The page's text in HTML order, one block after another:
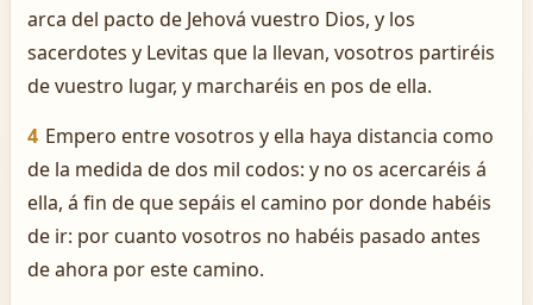
arca del pacto de Jehová vuestro Dios, y los
sacerdotes y Levitas que la llevan, vosotros partiréis
de vuestro lugar, y marcharéis en pos de ella.
4 Empero entre vosotros y ella haya distancia como
de la medida de dos mil codos: y no os acercaréis á
ella, á fin de que sepáis el camino por donde habéis
de ir: por cuanto vosotros no habéis pasado antes
de ahora por este camino.